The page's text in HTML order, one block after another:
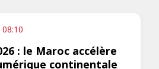
: le Maroc accélère
continentale